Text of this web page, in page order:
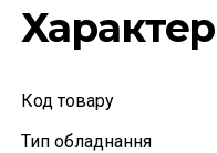
Код товару
Тип обладнання